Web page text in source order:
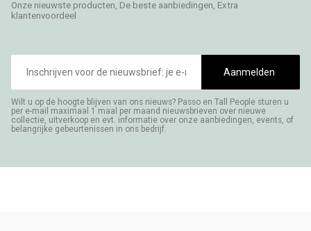
Onze nieuwste producten, De beste aanbiedingen, Extra
klantenvoordeel
mailadres
Aanmelden
Wilt u op de hoogte blijven van ons nieuws? Passo en Tall People sturen u
per e-mail maximaal 1 maal per maand nieuwsbrieven over nieuwe
collectie, uitverkoop en evt. informatie over onze aanbiedingen, events, of
belangrijke gebeurtenissen in ons bedrijf.